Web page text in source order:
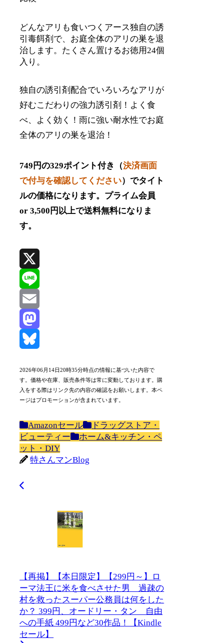
どんなアリも食いつくアース独自の誘
引毒餌剤で、お庭全体のアリの巣を退
治します。たくさん置けるお徳用24個
入り。
独自の誘引剤配合でいろいろなアリが
好むこだわりの強力誘引剤！よく食
べ、よく効く！雨に強い耐水性でお庭
全体のアリの巣を退治！
749円の329ポイント付き（決済画面
で付与を確認してください）でタイト
ルの価格になります。プライム会員
or 3,500円以上で送料無料になりま
す。
X
Line
Email
Mastodon
2026年06月14日20時35分時点の情報に基づいた内容で
す。価格や在庫、販売条件等は常に変動しております。購
入をする際はリンク先の内容の確認をお願いします。本ペ
ージはプロモーションが含まれています。
Amazonセール
ドラッグストア・
ビューティー
ホーム&キッチン・ペ
ット・DIY
特さんマンBlog
【再掲】【本日限定】【299円～】ロ
ーマ法王に米を食べさせた男 過疎の
村を救ったスーパー公務員は何をした
か？ 399円、オードリー・タン 自由
への手紙 499円など30作品！【Kindle
セール】